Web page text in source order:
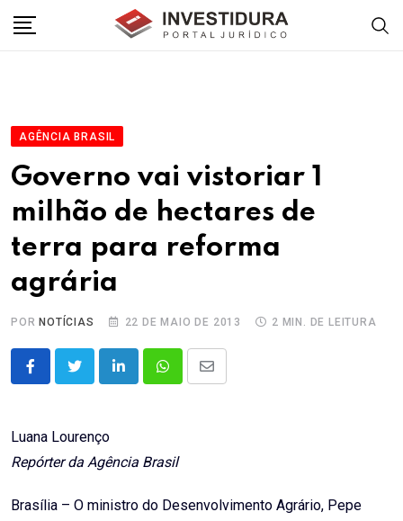
AGÊNCIA BRASIL
Governo vai vistoriar 1
milhão de hectares de
terra para reforma
agrária
POR NOTÍCIAS 22 DE MAIO DE 2013 2 MIN. DE LEITURA
LinkedInWhatsappShare
Luana Lourenço
Repórter da Agência Brasil
Brasília – O ministro do Desenvolvimento Agrário, Pepe